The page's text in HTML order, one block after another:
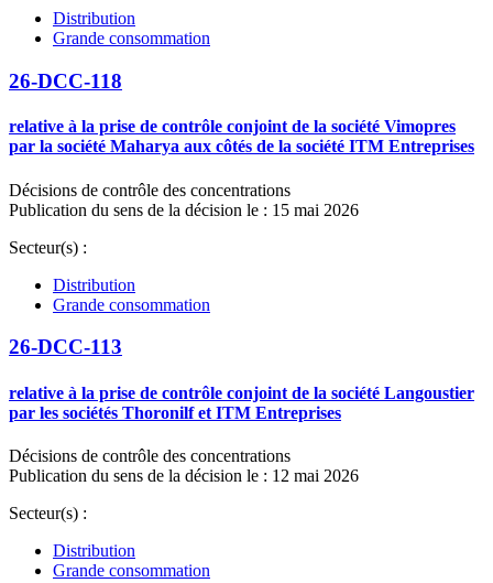
Distribution
Grande consommation
26-DCC-118
relative à la prise de contrôle conjoint de la société Vimopres
par la société Maharya aux côtés de la société ITM Entreprises
Décisions de contrôle des concentrations
Publication du sens de la décision le : 15 mai 2026
Secteur(s) :
Distribution
Grande consommation
26-DCC-113
relative à la prise de contrôle conjoint de la société Langoustier
par les sociétés Thoronilf et ITM Entreprises
Décisions de contrôle des concentrations
Publication du sens de la décision le : 12 mai 2026
Secteur(s) :
Distribution
Grande consommation